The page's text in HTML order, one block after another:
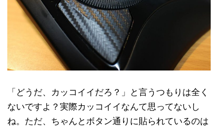
「どうだ、カッコイイだろ？」と言うつもりは全く
ないですよ？実際カッコイイなんて思ってないし
ね。ただ、ちゃんとボタン通りに貼られているのは